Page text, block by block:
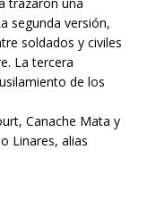
segunda versión,
soldados y civiles
La tercera
de los
Canache Mata y
Linares, alias